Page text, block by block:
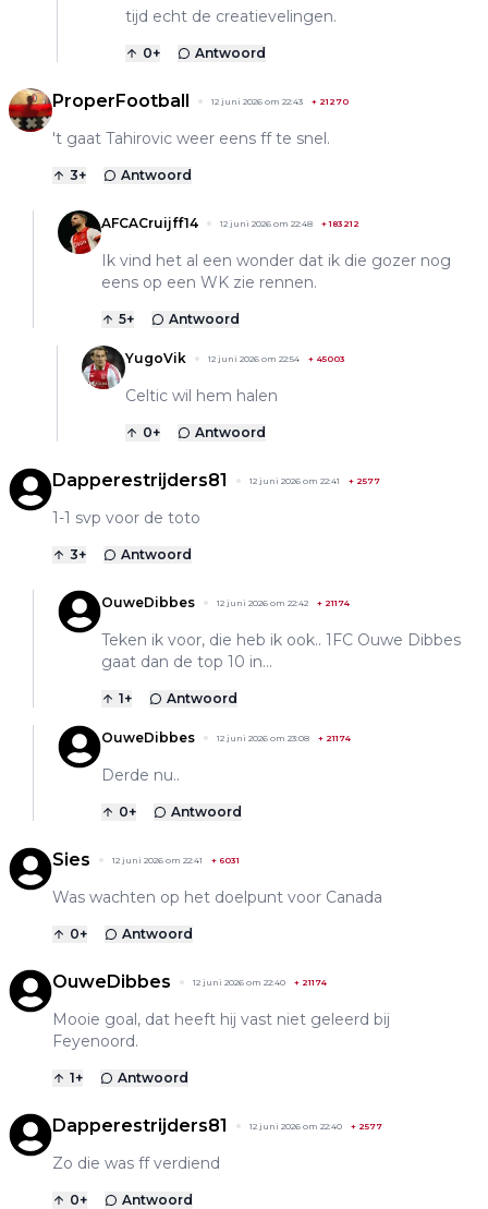
tijd echt de creatievelingen.
0+ Antwoord
ProperFootball 12 juni 2026 om 22:43 + 21270
't gaat Tahirovic weer eens ff te snel.
3+ Antwoord
AFCACruijff14 12 juni 2026 om 22:48 +183212
Ik vind het al een wonder dat ik die gozer nog
eens op een WK zie rennen.
5+ Antwoord
YugoVik 12 juni 2026 om 22:54 + 45003
Celtic wil hem halen
0+ Antwoord
Dapperestrijders81 12 juni 2026 om 22:41 + 2577
1-1 svp voor de toto
3+ Antwoord
OuweDibbes 12 juni 2026 om 22:42 + 21174
Teken ik voor, die heb ik ook.. 1FC Ouwe Dibbes
gaat dan de top 10 in...
1+ Antwoord
OuweDibbes 12 juni 2026 om 23:08 + 21174
Derde nu..
0+ Antwoord
Sies 12 juni 2026 om 22:41 + 6031
Was wachten op het doelpunt voor Canada
0+ Antwoord
OuweDibbes 12 juni 2026 om 22:40 + 21174
Mooie goal, dat heeft hij vast niet geleerd bij
Feyenoord.
1+ Antwoord
Dapperestrijders81 12 juni 2026 om 22:40 + 2577
Zo die was ff verdiend
0+ Antwoord